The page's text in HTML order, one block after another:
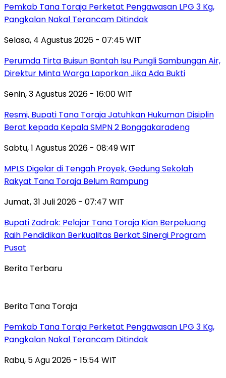
Pemkab Tana Toraja Perketat Pengawasan LPG 3 Kg,
Pangkalan Nakal Terancam Ditindak
Selasa, 4 Agustus 2026 - 07:45 WIT
Perumda Tirta Buisun Bantah Isu Pungli Sambungan Air,
Direktur Minta Warga Laporkan Jika Ada Bukti
Senin, 3 Agustus 2026 - 16:00 WIT
Resmi, Bupati Tana Toraja Jatuhkan Hukuman Disiplin
Berat kepada Kepala SMPN 2 Bonggakaradeng
Sabtu, 1 Agustus 2026 - 08:49 WIT
MPLS Digelar di Tengah Proyek, Gedung Sekolah
Rakyat Tana Toraja Belum Rampung
Jumat, 31 Juli 2026 - 07:47 WIT
Bupati Zadrak: Pelajar Tana Toraja Kian Berpeluang
Raih Pendidikan Berkualitas Berkat Sinergi Program
Pusat
Berita Terbaru
Berita Tana Toraja
Pemkab Tana Toraja Perketat Pengawasan LPG 3 Kg,
Pangkalan Nakal Terancam Ditindak
Rabu, 5 Agu 2026 - 15:54 WIT